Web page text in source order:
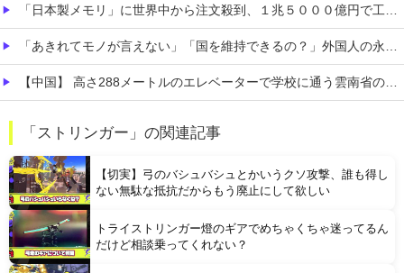
「日本製メモリ」に世界中から注文殺到、１兆５０００億円で工場増築へ
「あきれてモノが言えない」「国を維持できるの？」外国人の永住許可要件の厳格化で在日中国人の本音は？
【中国】 高さ288メートルのエレベーターで学校に通う雲南省の山地の子供たち 通学時間 3時間→30分に短縮
【凄すぎる】 力士の嫁に美人が多い理由→「これ」だったｗｗｗｗｗｗｗ
「ストリンガー」の関連記事
【切実】弓のバシュバシュとかいうクソ攻撃、誰も得し
ない無駄な抵抗だからもう廃止にして欲しい
トライストリンガー燈のギアでめちゃくちゃ迷ってるん
だけど相談乗ってくれない？